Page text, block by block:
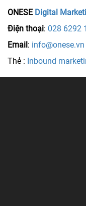
ONESE Digital
Điện thoại: 028 6292
Email: info@onese.vn
Thẻ : Inbound